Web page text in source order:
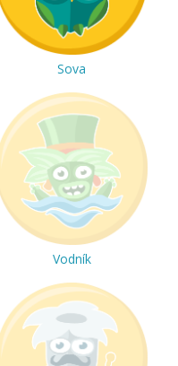
Sova
Vodník